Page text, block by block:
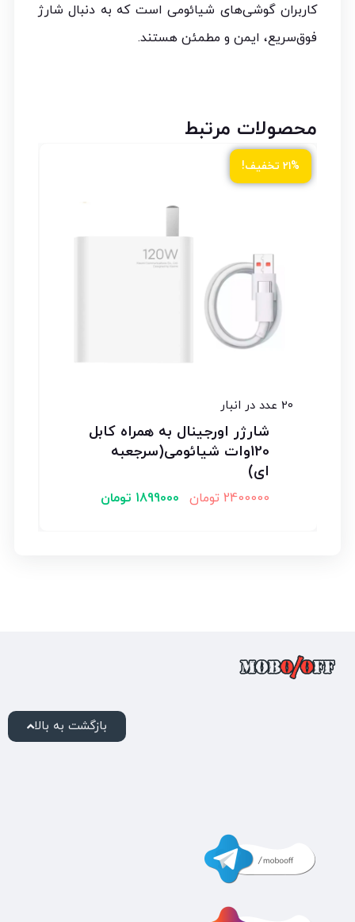
کاربران گوشی‌های شیائومی است که به دنبال شارژ
فوق‌سریع، ایمن و مطمئن هستند.
محصولات مرتبط
۲۱% تخفیف!
20 عدد در انبار
شارژر اورجینال به همراه کابل
120وات شیائومی(سرجعبه
ای)
2400000 تومان 1899000 تومان
بازگشت به بالا